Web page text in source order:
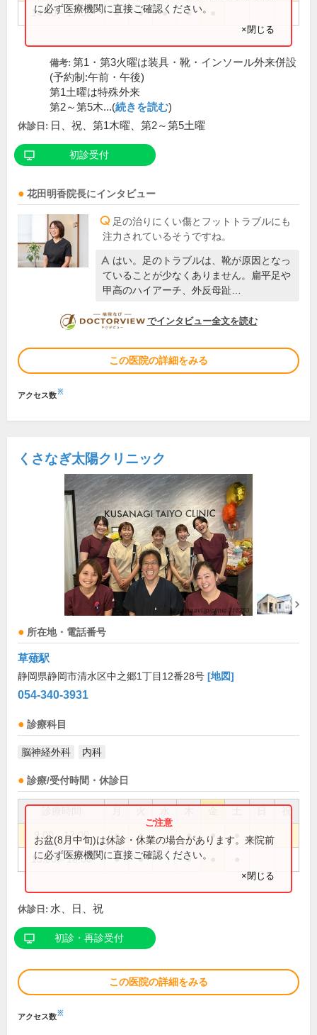
14:00～17:00 ● ● ● ●
に必ず医療機関に直接ご確認ください。
×閉じる
備考: 第1・第3火曜は装具・靴・インソール外来併設
(予約制:午前・午後)
第1土曜は特殊外来
第2～第5木...(続きを読む)
休診日: 日、祝、第1木曜、第2～第5土曜
初診受付
花田明香院長にインタビュー
足の治りにくい傷とフットトラブルにも
注力されているそうですね。
はい。足のトラブルは、靴が原因となっ
ていることが少なくありません。扁平足や
甲高のハイアーチ、外反母趾…
DOCTORVIEW
でインタビュー全文を読む
この医院の詳細をみる
アクセス数※
くさなぎ太陽クリニック
所在地・電話番号
草薙駅
静岡県静岡市清水区中之郷1丁目12番28号 [地図]
054-340-3931
診療科目
脳神経外科 内科
診療/受付時間・休診日
祝
9:00～12:00 ● ● ● ●
15:00～18:00 ● ● ●
お盆(8月中旬)は休診・休業の場合があります。来院前
に必ず医療機関に直接ご確認ください。
×閉じる
休診日: 水、日、祝
初診・再診受付
この医院の詳細をみる
アクセス数※